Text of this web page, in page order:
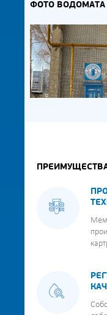
ФОТО ВОДОМАТА